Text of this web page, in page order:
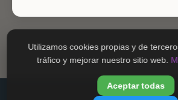
Utilizamos cookies propias y de
tráfico y mejorar nuestro sitio web.
Aceptar todas